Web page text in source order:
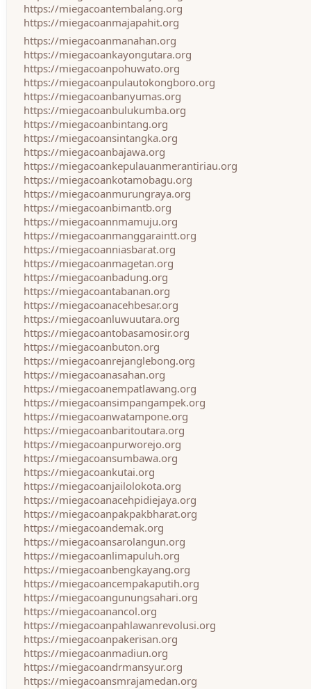
https://miegacoantembalang.org
https://miegacoanmajapahit.org
https://miegacoanmanahan.org
https://miegacoankayongutara.org
https://miegacoanpohuwato.org
https://miegacoanpulautokongboro.org
https://miegacoanbanyumas.org
https://miegacoanbulukumba.org
https://miegacoanbintang.org
https://miegacoansintangka.org
https://miegacoanbajawa.org
https://miegacoankepulauanmerantiriau.org
https://miegacoankotamobagu.org
https://miegacoanmurungraya.org
https://miegacoanbimantb.org
https://miegacoannmamuju.org
https://miegacoanmanggaraintt.org
https://miegacoanniasbarat.org
https://miegacoanmagetan.org
https://miegacoanbadung.org
https://miegacoantabanan.org
https://miegacoanacehbesar.org
https://miegacoanluwuutara.org
https://miegacoantobasamosir.org
https://miegacoanbuton.org
https://miegacoanrejanglebong.org
https://miegacoanasahan.org
https://miegacoanempatlawang.org
https://miegacoansimpangampek.org
https://miegacoanwatampone.org
https://miegacoanbaritoutara.org
https://miegacoanpurworejo.org
https://miegacoansumbawa.org
https://miegacoankutai.org
https://miegacoanjailolokota.org
https://miegacoanacehpidiejaya.org
https://miegacoanpakpakbharat.org
https://miegacoandemak.org
https://miegacoansarolangun.org
https://miegacoanlimapuluh.org
https://miegacoanbengkayang.org
https://miegacoancempakaputih.org
https://miegacoangunungsahari.org
https://miegacoanancol.org
https://miegacoanpahlawanrevolusi.org
https://miegacoanpakerisan.org
https://miegacoanmadiun.org
https://miegacoandrmansyur.org
https://miegacoansmrajamedan.org